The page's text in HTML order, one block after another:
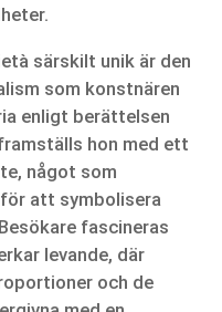
särskilt unik är den
som konstnären
enligt berättelsen
hon med ett
något som
att symbolisera
fascineras
levande, där
och de